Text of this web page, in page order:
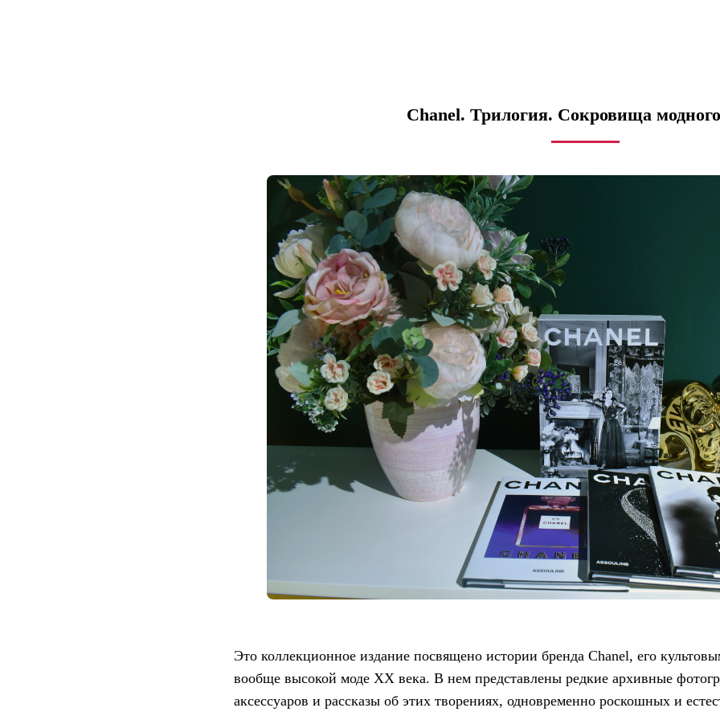
Chanel. Трилогия. Сокровища
Это коллекционное издание посвящено истории бренда Chanel, его
вообще высокой моде ХХ века. В нем представлены редкие архивные
аксессуаров и рассказы об этих творениях, одновременно роскошных и